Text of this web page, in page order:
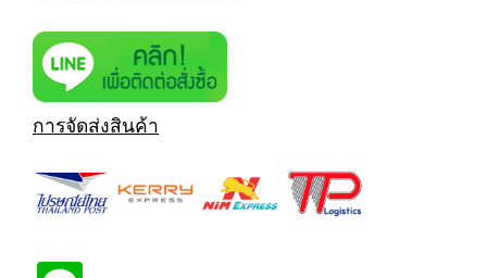
การจัดส่งสินค้า